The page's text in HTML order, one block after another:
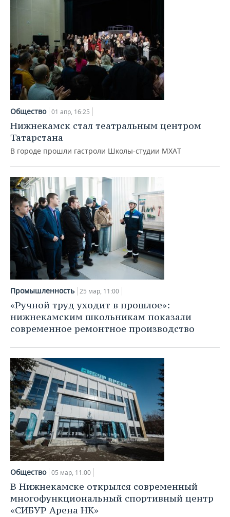
Общество 01 апр, 16:25
Нижнекамск стал театральным центром
Татарстана
В городе прошли гастроли Школы-студии МХАТ
Промышленность 25 мар, 11:00
«Ручной труд уходит в прошлое»:
нижнекамским школьникам показали
современное ремонтное производство
Общество 05 мар, 11:00
В Нижнекамске открылся современный
многофункциональный спортивный центр
«СИБУР Арена НК»